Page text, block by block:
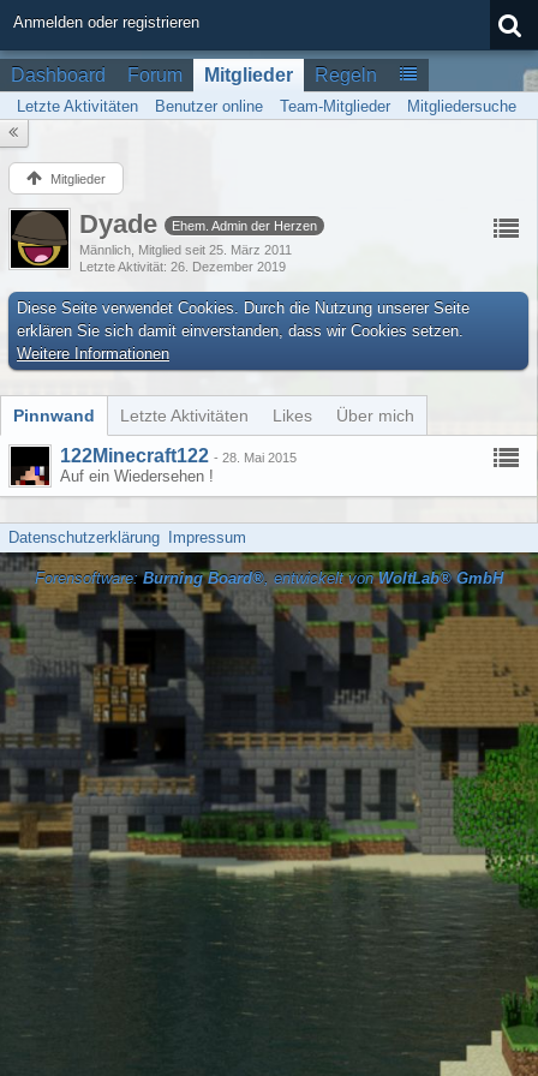
Anmelden oder registrieren
Dashboard Forum Mitglieder Regeln
Letzte Aktivitäten Benutzer online Team-Mitglieder Mitgliedersuche
Mitglieder
Dyade
Ehem. Admin der Herzen
Männlich Mitglied seit 25. März 2011
Letzte Aktivität 26. Dezember 2019
Diese Seite verwendet Cookies. Durch die Nutzung unserer Seite
erklären Sie sich damit einverstanden, dass wir Cookies setzen.
Weitere Informationen
Pinnwand Letzte Aktivitäten Likes Über mich
122Minecraft122 - 28. Mai 2015
Auf ein Wiedersehen !
Datenschutzerklärung Impressum
Forensoftware:Burning Board®, entwickelt vonWoltLab® GmbH